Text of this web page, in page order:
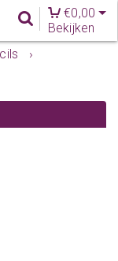
€0,00
Bekijken
›